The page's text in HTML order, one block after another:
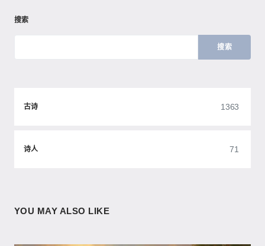
搜索
搜索
古诗 1363
诗人 71
YOU MAY ALSO LIKE